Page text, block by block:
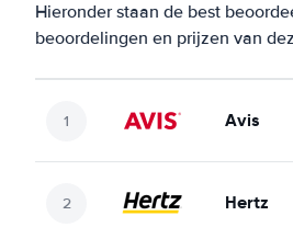
Hieronder staan de best
beoordelingen en prijzen van
Avis
Hertz